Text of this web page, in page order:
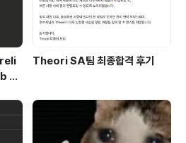
Al
Theori SA팀 최종합격 후기